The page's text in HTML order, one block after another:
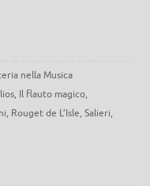
nella Musica
, Il flauto magico,
, Rouget de L’Isle, Salieri,